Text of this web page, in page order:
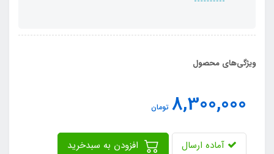
ویژگی‌های محصول
8,300,000 تومان
آماده ارسال